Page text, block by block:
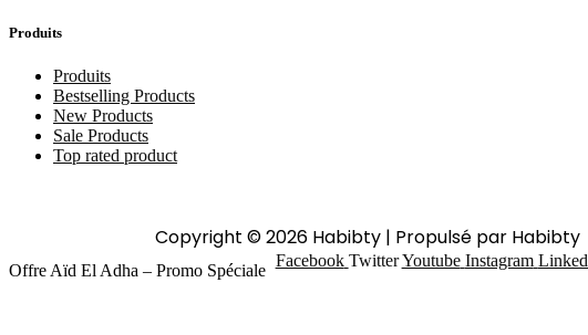
Produits
Produits
Bestselling Products
New Products
Sale Products
Top rated product
Copyright © 2026 Habibty | Propulsé par Habibty
Facebook Twitter Youtube Instagram
Offre Aïd El Adha – Promo Spéciale